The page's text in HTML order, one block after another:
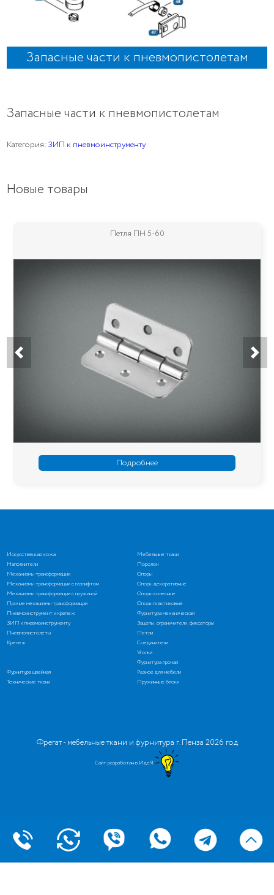
Запасные части к пневмопистолетам
Запасные части к пневмопистолетам
Категория:ЗИП к пневмоинструменту
Новые товары
Петля ПН 5-60
Подробнее
Искусственная кожа
Мебельные ткани
Наполнители
Поролон
Механизмы трансформации
Механизмы трансформации с газлифтом
Механизмы трансформации с пружиной
Прочие механизмы трансформации
Опоры
Опоры декоративные
Опоры колесные
Опоры пластиковые
Пневмоинструмент и крепеж
ЗИП к пневмоинструменту
Пневмопистолеты
Крепеж
Фурнитура механическая
Зацепы, ограничители, фиксаторы
Петли
Соединители
Уголки
Фурнитура прочая
Фурнитура швейная
Разное для мебели
Технические ткани
Пружинные блоки
Фрегат - мебельные ткани и фурнитура г. Пенза 2026 год
Сайт разработан в ИдеЯ